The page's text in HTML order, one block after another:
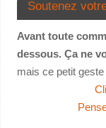
Soutenez
Avant toute
dessous. Ça ne
mais ce petit